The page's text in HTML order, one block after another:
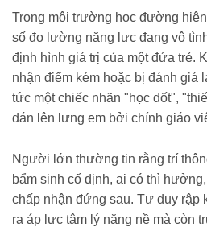
Trong môi trường học đường
số đo lường năng lực đang vô
định hình giá trị của một đứa trẻ.
nhận điểm kém hoặc bị đánh giá
tức một chiếc nhãn "học dốt",
dán lên lưng em bởi chính giáo
Người lớn thường tin rằng trí
bẩm sinh cố định, ai có thì
chấp nhận đứng sau. Tư duy rập
ra áp lực tâm lý nặng nề mà còn